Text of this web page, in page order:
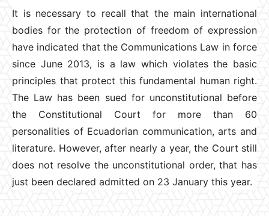
It is necessary to recall that the main international
bodies for the protection of freedom of expression
have indicated that the Communications Law in force
since June 2013, is a law which violates the basic
principles that protect this fundamental human right.
The Law has been sued for unconstitutional before
the Constitutional Court for more than 60
personalities of Ecuadorian communication, arts and
literature. However, after nearly a year, the Court still
does not resolve the unconstitutional order, that has
just been declared admitted on 23 January this year.